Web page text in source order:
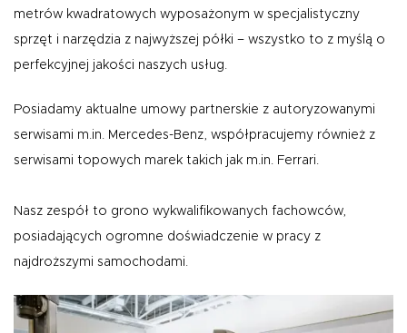
metrów kwadratowych wyposażonym w specjalistyczny
sprzęt i narzędzia z najwyższej półki – wszystko to z myślą o
perfekcyjnej jakości naszych usług.
Posiadamy aktualne umowy partnerskie z autoryzowanymi
serwisami m.in. Mercedes-Benz, współpracujemy również z
serwisami topowych marek takich jak m.in. Ferrari.
Nasz zespół to grono wykwalifikowanych fachowców,
posiadających ogromne doświadczenie w pracy z
najdroższymi samochodami.